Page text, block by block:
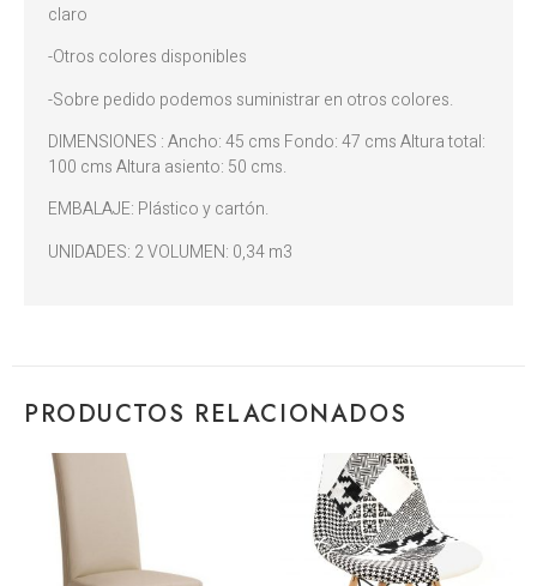
claro
-Otros colores disponibles
-Sobre pedido podemos suministrar en otros colores.
DIMENSIONES : Ancho: 45 cms Fondo: 47 cms Altura total:
100 cms Altura asiento: 50 cms.
EMBALAJE: Plástico y cartón.
UNIDADES: 2 VOLUMEN: 0,34 m3
PRODUCTOS RELACIONADOS